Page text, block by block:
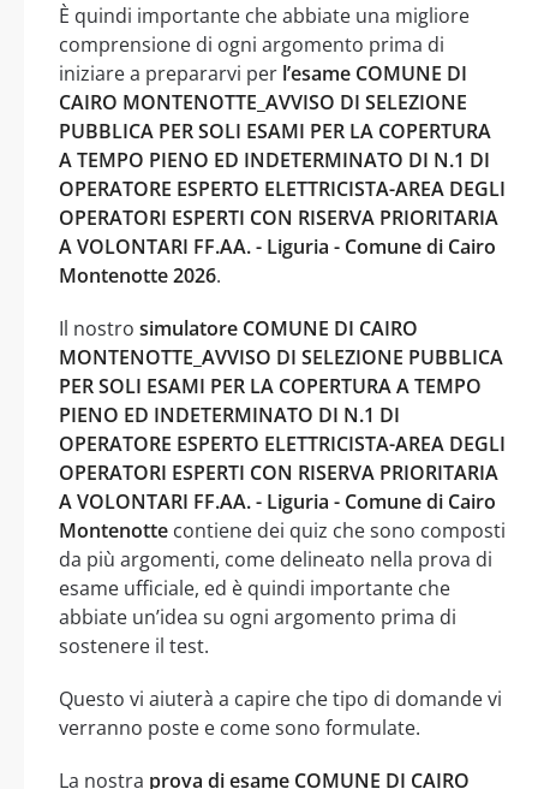
È quindi importante che abbiate una migliore
comprensione di ogni argomento prima di
iniziare a prepararvi per l’esame COMUNE DI
CAIRO MONTENOTTE_AVVISO DI SELEZIONE
PUBBLICA PER SOLI ESAMI PER LA COPERTURA
A TEMPO PIENO ED INDETERMINATO DI N.1 DI
OPERATORE ESPERTO ELETTRICISTA-AREA DEGLI
OPERATORI ESPERTI CON RISERVA PRIORITARIA
A VOLONTARI FF.AA. - Liguria - Comune di Cairo
Montenotte 2026.
Il nostro simulatore COMUNE DI CAIRO
MONTENOTTE_AVVISO DI SELEZIONE PUBBLICA
PER SOLI ESAMI PER LA COPERTURA A TEMPO
PIENO ED INDETERMINATO DI N.1 DI
OPERATORE ESPERTO ELETTRICISTA-AREA DEGLI
OPERATORI ESPERTI CON RISERVA PRIORITARIA
A VOLONTARI FF.AA. - Liguria - Comune di Cairo
Montenotte contiene dei quiz che sono composti
da più argomenti, come delineato nella prova di
esame ufficiale, ed è quindi importante che
abbiate un’idea su ogni argomento prima di
sostenere il test.
Questo vi aiuterà a capire che tipo di domande vi
verranno poste e come sono formulate.
La nostra prova di esame COMUNE DI CAIRO